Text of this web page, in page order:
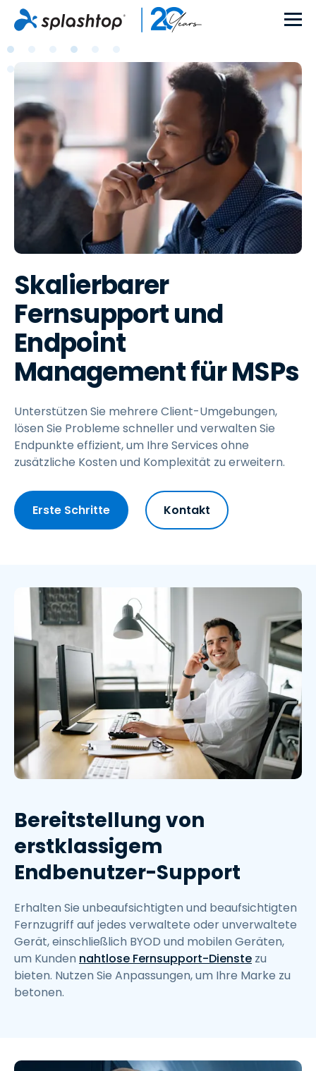
Skalierbarer
Fernsupport und
Endpoint
Management für MSPs
Unterstützen Sie mehrere Client-Umgebungen,
lösen Sie Probleme schneller und verwalten Sie
Endpunkte effizient, um Ihre Services ohne
zusätzliche Kosten und Komplexität zu erweitern.
Erste Schritte Kontakt
Bereitstellung von
erstklassigem
Endbenutzer-Support
Erhalten Sie unbeaufsichtigten und beaufsichtigten
Fernzugriff auf jedes verwaltete oder unverwaltete
Gerät, einschließlich BYOD und mobilen Geräten,
um Kunden nahtlose Fernsupport-Dienste zu
bieten. Nutzen Sie Anpassungen, um Ihre Marke zu
betonen.